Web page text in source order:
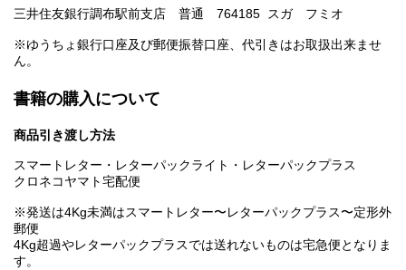
三井住友銀行調布駅前支店 普通 764185 スガ フミオ
※ゆうちょ銀行口座及び郵便振替口座、代引きはお取扱出来ませ
ん。
書籍の購入について
商品引き渡し方法
スマートレター・レターパックライト・レターパックプラス
クロネコヤマト宅配便
※発送は4Kg未満はスマートレター〜レターパックプラス〜定形外
郵便
4Kg超過やレターパックプラスでは送れないものは宅急便となりま
す。